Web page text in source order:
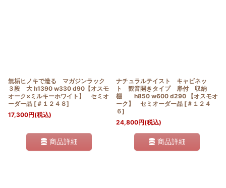
無垢ヒノキで造る マガジンラック
３段 大 h1390 w330 d90【オスモ
オーク×ミルキーホワイト】 セミオ
ーダー品 [ ＃１２４８]
17,300円(税込)
商品詳細
ナチュラルテイスト キャビネッ
ト 観音開きタイプ 扉付 収納
棚 h850 w600 d290 【オスモオ
ーク】 セミオーダー品 [ ＃１２４
６]
24,800円(税込)
商品詳細